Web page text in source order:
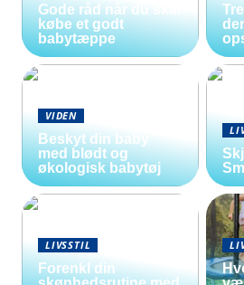
Gode råd når du skal
købe et godt
babytæppe
VIDEN
Beskyt din baby
med blødt og
økologisk babytøj
LIVSSTIL
Forenkl din